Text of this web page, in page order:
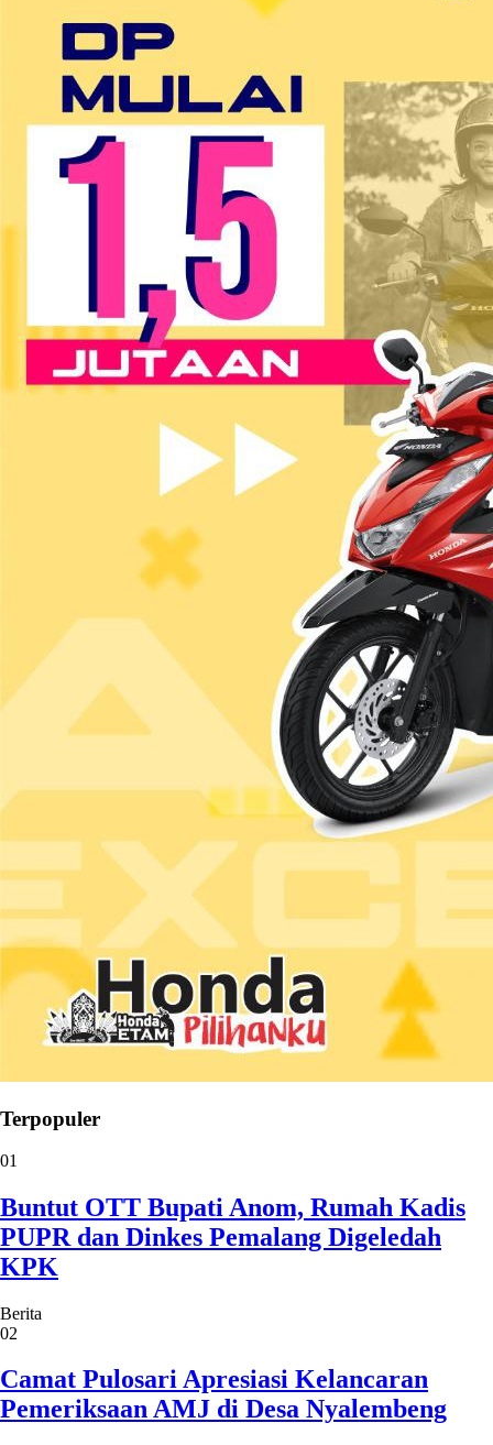
Terpopuler
01
Buntut OTT Bupati Anom, Rumah Kadis
PUPR dan Dinkes Pemalang Digeledah
KPK
Berita
02
Camat Pulosari Apresiasi Kelancaran
Pemeriksaan AMJ di Desa Nyalembeng